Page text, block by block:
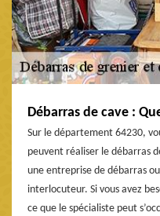
Débarras de cave :
Sur le département 64230,
peuvent réaliser le débarras
une entreprise de débarras
interlocuteur. Si vous avez
ce que le spécialiste peut